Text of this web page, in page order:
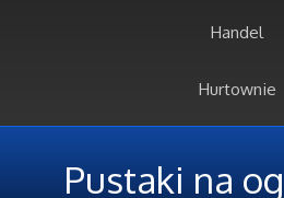
Handel
Hurtownie
Pustaki na